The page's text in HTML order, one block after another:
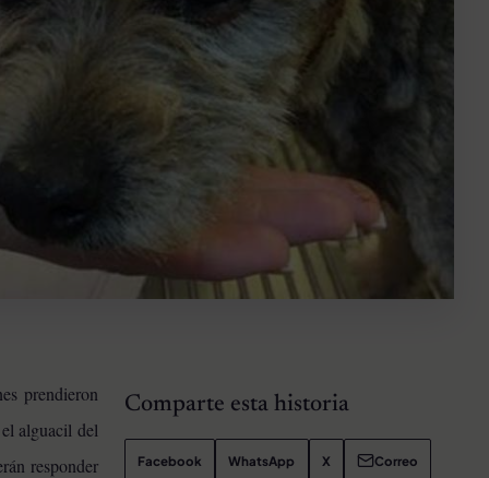
prendieron
alguacil del
responder
Comparte esta historia
Facebook WhatsApp X Correo